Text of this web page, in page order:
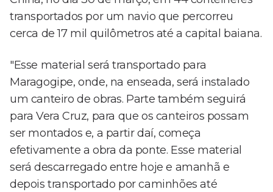
transportados por um navio que percorreu
cerca de 17 mil quilômetros até a capital baiana.
"Esse material será transportado para
Maragogipe, onde, na enseada, será instalado
um canteiro de obras. Parte também seguirá
para Vera Cruz, para que os canteiros possam
ser montados e, a partir daí, começa
efetivamente a obra da ponte. Esse material
será descarregado entre hoje e amanhã e
depois transportado por caminhões até